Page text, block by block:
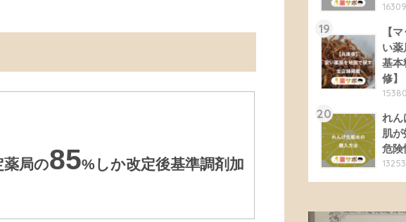
薬局の85%しか改定後基準調剤加
19
【
い薬
基本
修】
20
れん
肌が
危険